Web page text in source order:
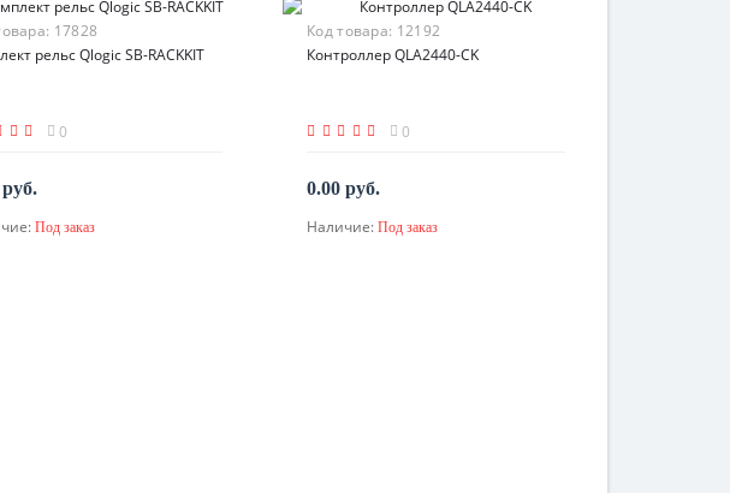
17828
рельс Qlogic SB-RACKKIT
0
По запросу
Под заказ
Код товара: 12192
Контроллер QLA2440-CK
0
0.00 руб.
По запросу
Наличие: Под заказ